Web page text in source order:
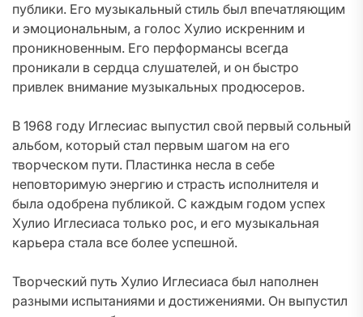
публики. Его музыкальный стиль был впечатляющим
и эмоциональным, а голос Хулио искренним и
проникновенным. Его перформансы всегда
проникали в сердца слушателей, и он быстро
привлек внимание музыкальных продюсеров.
В 1968 году Иглесиас выпустил свой первый сольный
альбом, который стал первым шагом на его
творческом пути. Пластинка несла в себе
неповторимую энергию и страсть исполнителя и
была одобрена публикой. С каждым годом успех
Хулио Иглесиаса только рос, и его музыкальная
карьера стала все более успешной.
Творческий путь Хулио Иглесиаса был наполнен
разными испытаниями и достижениями. Он выпустил